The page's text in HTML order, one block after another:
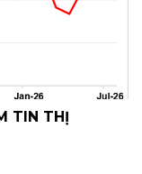
TIN THỊ